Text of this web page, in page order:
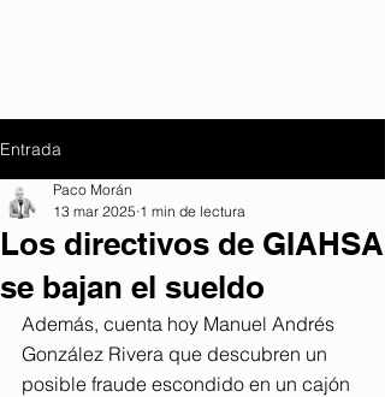
Entrada
Los directivos de GIAHSA
se bajan el sueldo
Paco Morán
13 mar 2025 1 min de lectura
Además, cuenta hoy Manuel Andrés
González Rivera que descubren un
posible fraude escondido en un cajón